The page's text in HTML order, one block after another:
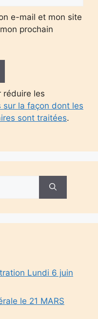
e-mail et mon site
prochain
réduire les
sur la façon dont les
sont traitées.
Lundi 6 juin
le 21 MARS